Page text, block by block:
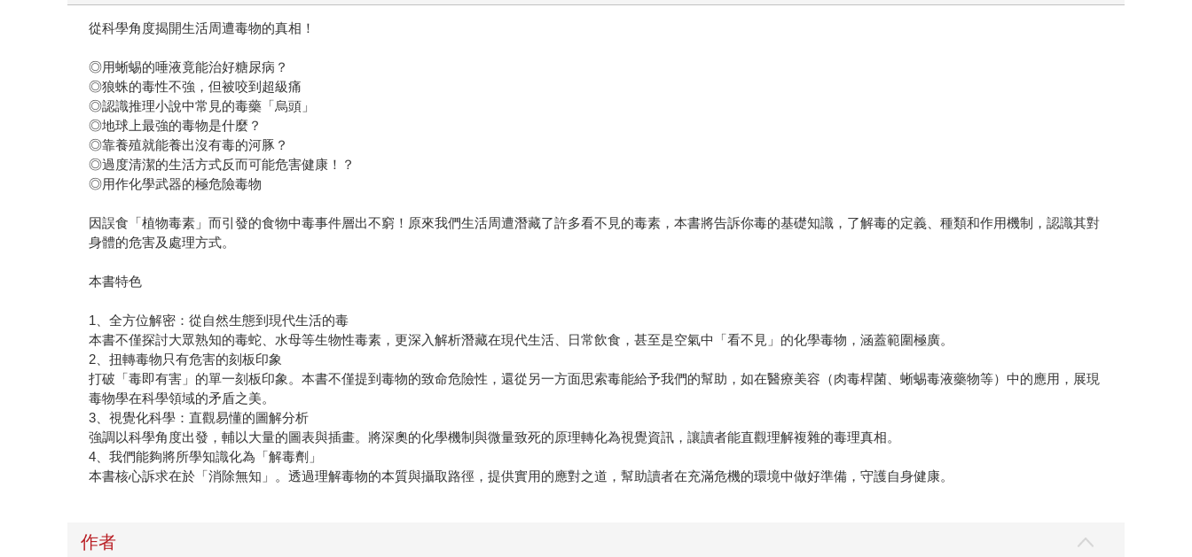
從科學角度揭開生活周遭毒物的真相！
◎用蜥蜴的唾液竟能治好糖尿病？
◎狼蛛的毒性不強，但被咬到超級痛
◎認識推理小說中常見的毒藥「烏頭」
◎地球上最強的毒物是什麼？
◎靠養殖就能養出沒有毒的河豚？
◎過度清潔的生活方式反而可能危害健康！？
◎用作化學武器的極危險毒物
因誤食「植物毒素」而引發的食物中毒事件層出不窮！原來我們生活周遭潛藏了許多看不見的毒素，本書將告訴你毒的基礎知識，了解毒的定義、種類和作用機制，認識其對
身體的危害及處理方式。
本書特色
1、全方位解密：從自然生態到現代生活的毒
本書不僅探討大眾熟知的毒蛇、水母等生物性毒素，更深入解析潛藏在現代生活、日常飲食，甚至是空氣中「看不見」的化學毒物，涵蓋範圍極廣。
2、扭轉毒物只有危害的刻板印象
打破「毒即有害」的單一刻板印象。本書不僅提到毒物的致命危險性，還從另一方面思索毒能給予我們的幫助，如在醫療美容（肉毒桿菌、蜥蜴毒液藥物等）中的應用，展現
毒物學在科學領域的矛盾之美。
3、視覺化科學：直觀易懂的圖解分析
強調以科學角度出發，輔以大量的圖表與插畫。將深奧的化學機制與微量致死的原理轉化為視覺資訊，讓讀者能直觀理解複雜的毒理真相。
4、我們能夠將所學知識化為「解毒劑」
本書核心訴求在於「消除無知」。透過理解毒物的本質與攝取路徑，提供實用的應對之道，幫助讀者在充滿危機的環境中做好準備，守護自身健康。
作者